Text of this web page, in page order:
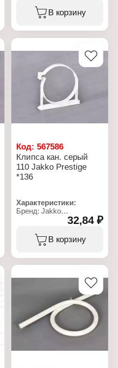
шаровой
Вариация: Клапан
радиатора
Материал: полипропилен
Диаметр присоединения:
25x3/4"
Цвет: белый
В корзину
Код:567586
Клипса кан. серый
110 Jakko Prestige
*136
Характеристики:
Бренд: Jakko
Серия: Prestige
Тип товара: Клипса
Назначение:
канализационная
32,84 ₽
В корзину